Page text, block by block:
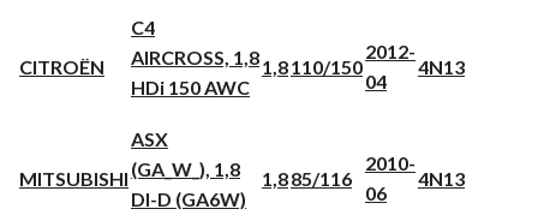
CITROËN
C4
AIRCROSS, 1,8
HDi 150 AWC
1,8110/150
2012-
04
4N13
MITSUBISHI
ASX
(GA_W_), 1,8
DI-D (GA6W)
1,885/116
2010-
06
4N13